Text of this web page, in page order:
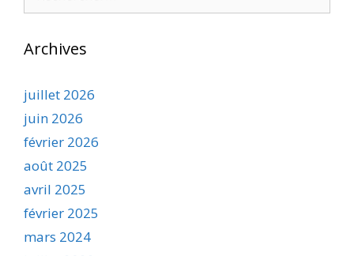
Archives
juillet 2026
juin 2026
février 2026
août 2025
avril 2025
février 2025
mars 2024